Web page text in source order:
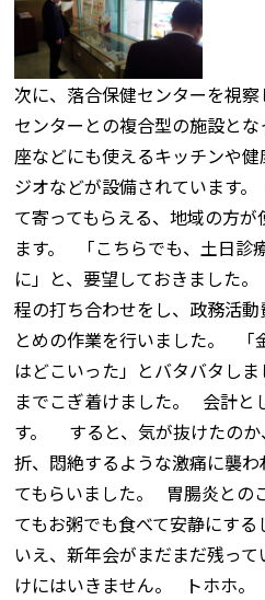
次に、落合保健センターを視
センターとの複合型の施設と
座などにも使えるキッチンや
ジオなどが設備されています
て寄ってもらえる、地域の方
ます。 「こちらでも、土日診
に」と、要望しておきました
程の打ち合わせをし、政務活
とめの作業を行いました。 「
はどこいった」とバタバタし
までこぎ着けました。 会計と
す。 すると、気が抜けたの
折、悶絶するような激痛に襲
てもらいました。 胃腸炎との
てもお粥でも食べて安静にす
いえ、新年会がまだまだ残っ
けにはいきません。 トホホ。